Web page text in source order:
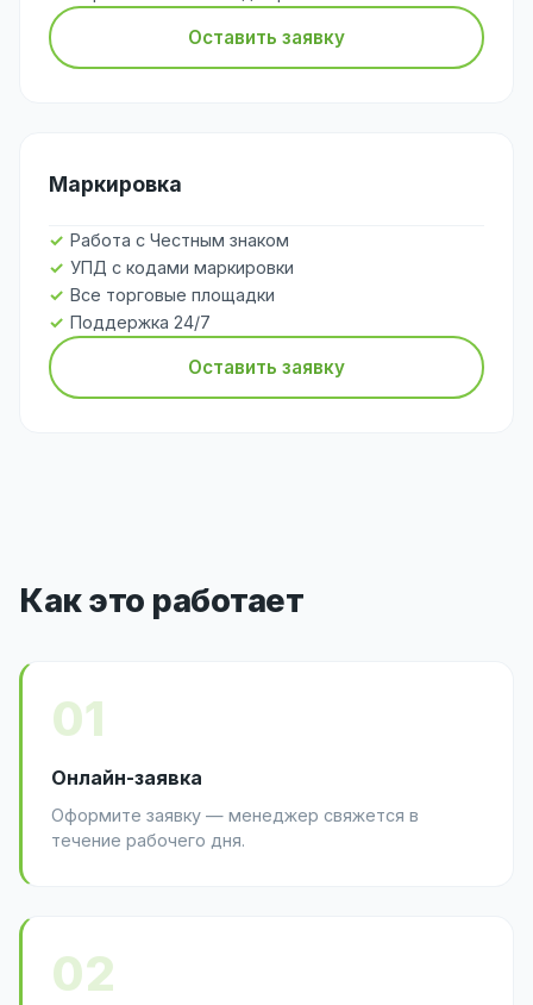
Оставить заявку
Маркировка
Работа с Честным знаком
УПД с кодами маркировки
Все торговые площадки
Поддержка 24/7
Оставить заявку
Как это работает
01
Онлайн-заявка
Оформите заявку — менеджер свяжется в
течение рабочего дня.
02